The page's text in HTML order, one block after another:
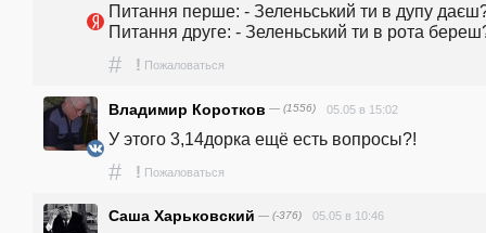
Питання перше: - Зеленьський ти в дупу
# ! Пожаловаться
Владимир Коротков — (1556) 05.05 в 15:02
У этого 3,14дорка ещё есть вопросы?!
# ! Пожаловаться
Саша Харьковский — (-376) 05.05 в 10:46